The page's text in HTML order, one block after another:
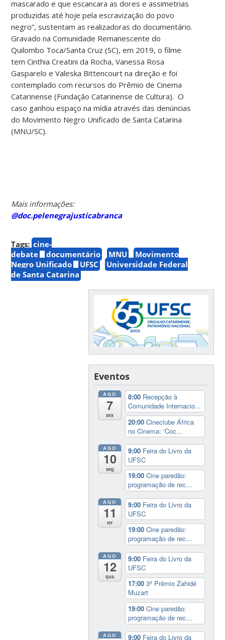
mascarado e que escancara as dores e assimetrias
produzidas até hoje pela escravização do povo
negro”, sustentam as realizadoras do documentário.
Gravado na Comunidade Remanescente do
Quilombo Toca/Santa Cruz (SC), em 2019, o filme
tem Cinthia Creatini da Rocha, Vanessa Rosa
Gasparelo e Valeska Bittencourt na direção e foi
contemplado com recursos do Prêmio de Cinema
Catarinense (Fundação Catarinense de Cultura). O
caso ganhou espaço na mídia através das denúncias
do Movimento Negro Unificado de Santa Catarina
(MNU/SC).
Mais informações:
@doc.pelenegrajusticabranca
Tags: cine-
debate
documentário MNU
Movimento
Negro Unificado
UFSC
Universidade Federal
de Santa Catarina
Eventos
AGO
7
sex
8:00 Recepção à
Comunidade Internacio...
20:00Cineclube África
no Cinema: ‘Coc...
AGO
10
seg
9:00 Feira do Livro da
UFSC
19:00Cine paredão:
programação de rec...
AGO
11
ter
9:00 Feira do Livro da
UFSC
19:00Cine paredão:
programação de rec...
AGO
12
qua
9:00 Feira do Livro da
UFSC
17:003º Prêmio Zahidé
Muzart
19:00Cine paredão:
programação de rec...
AGO 9:00 Feira do Livro da